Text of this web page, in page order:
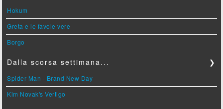
Hokum
Greta e le favole vere
Borgo
Dalla scorsa settimana... ❯
Spider-Man - Brand New Day
Kim Novak's Vertigo